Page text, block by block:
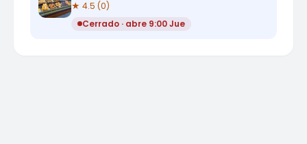
★ 4.5 (0)
Cerrado · abre 9:00 Jue